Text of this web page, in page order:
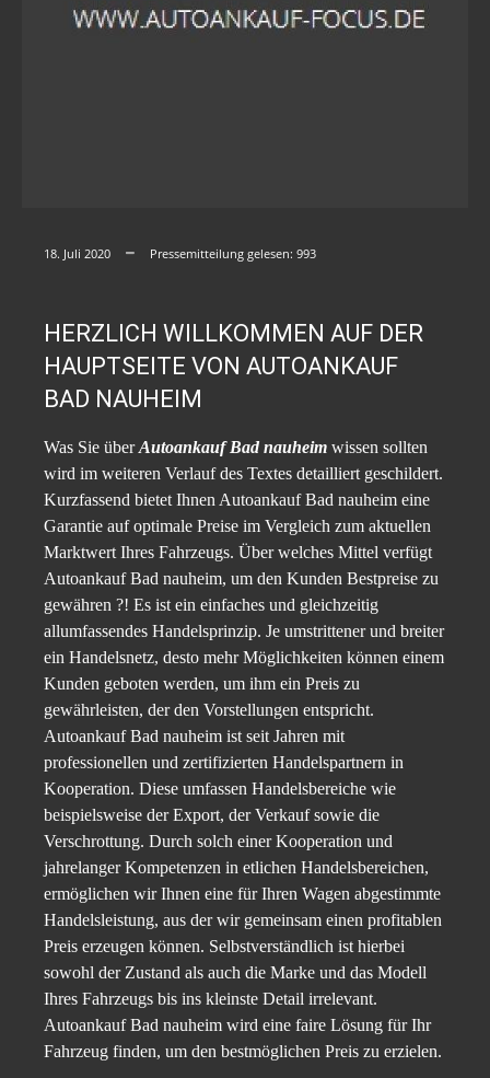
18. Juli 2020 Pressemitteilung gelesen: 993
HERZLICH WILLKOMMEN AUF DER
HAUPTSEITE VON AUTOANKAUF
BAD NAUHEIM
Was Sie überAutoankauf Bad nauheim wissen sollten
wird im weiteren Verlauf des Textes detailliert geschildert.
Kurzfassend bietet Ihnen Autoankauf Bad nauheim eine
Garantie auf optimale Preise im Vergleich zum aktuellen
Marktwert Ihres Fahrzeugs. Über welches Mittel verfügt
Autoankauf Bad nauheim, um den Kunden Bestpreise zu
gewähren ?! Es ist ein einfaches und gleichzeitig
allumfassendes Handelsprinzip. Je umstrittener und breiter
ein Handelsnetz, desto mehr Möglichkeiten können einem
Kunden geboten werden, um ihm ein Preis zu
gewährleisten, der den Vorstellungen entspricht.
Autoankauf Bad nauheim ist seit Jahren mit
professionellen und zertifizierten Handelspartnern in
Kooperation. Diese umfassen Handelsbereiche wie
beispielsweise der Export, der Verkauf sowie die
Verschrottung. Durch solch einer Kooperation und
jahrelanger Kompetenzen in etlichen Handelsbereichen,
ermöglichen wir Ihnen eine für Ihren Wagen abgestimmte
Handelsleistung, aus der wir gemeinsam einen profitablen
Preis erzeugen können. Selbstverständlich ist hierbei
sowohl der Zustand als auch die Marke und das Modell
Ihres Fahrzeugs bis ins kleinste Detail irrelevant.
Autoankauf Bad nauheim wird eine faire Lösung für Ihr
Fahrzeug finden, um den bestmöglichen Preis zu erzielen.